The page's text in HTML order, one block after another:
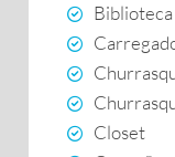
Biblioteca
Closet